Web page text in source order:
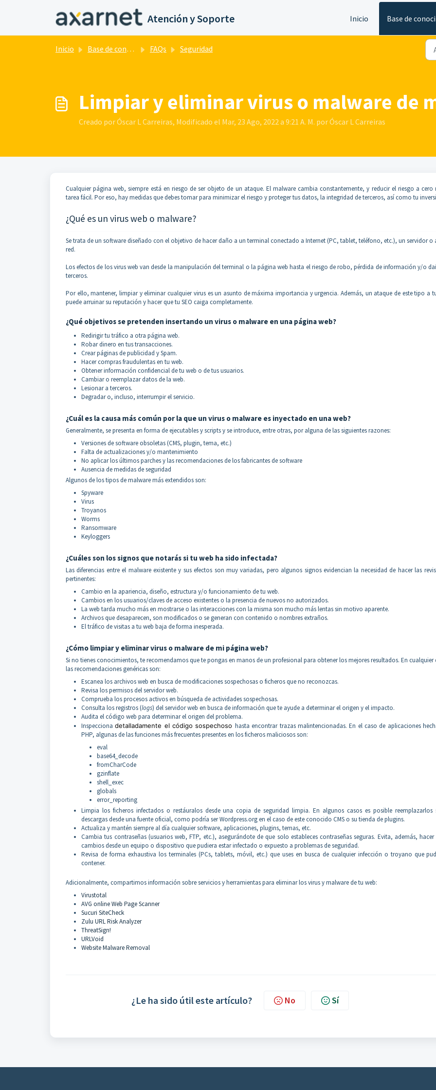
Atención y Soporte Inicio Base de
Inicio Base de conocimientos FAQs Seguridad
Limpiar y eliminar virus o malware de
Creado por Óscar L Carreiras, Modificado el Mar, 23 Ago, 2022 a 9:21 A. M. por Óscar L Carreiras
Cualquier página web, siempre está en riesgo de ser objeto de un ataque. El malware cambia constantemente, y reducir el riesgo a cero
tarea fácil. Por eso, hay medidas que debes tomar para minimizar el riesgo y proteger tus datos, la integridad de terceros, así como tu
¿Qué es un virus web o malware?
Se trata de un software diseñado con el objetivo de hacer daño a un terminal conectado a Internet (PC, tablet, teléfono, etc.), un servidor o
red.
Los efectos de los virus web van desde la manipulación del terminal o la página web hasta el riesgo de robo, pérdida de información y/o
terceros.
Por ello, mantener, limpiar y eliminar cualquier virus es un asunto de máxima importancia y urgencia. Además, un ataque de este tipo a
puede arruinar su reputación y hacer que tu SEO caiga completamente.
¿Qué objetivos se pretenden insertando un virus o malware en una página web?
Redirigir tu tráfico a otra página web.
Robar dinero en tus transacciones.
Crear páginas de publicidad y Spam.
Hacer compras fraudulentas en tu web.
Obtener información confidencial de tu web o de tus usuarios.
Cambiar o reemplazar datos de la web.
Lesionar a terceros.
Degradar o, incluso, interrumpir el servicio.
¿Cuál es la causa más común por la que un virus o malware es inyectado en una web?
Generalmente, se presenta en forma de ejecutables y scripts y se introduce, entre otras, por alguna de las siguientes razones:
Versiones de software obsoletas (CMS, plugin, tema, etc.)
Falta de actualizaciones y/o mantenimiento
No aplicar los últimos parches y las recomendaciones de los fabricantes de software
Ausencia de medidas de seguridad
Algunos de los tipos de malware más extendidos son:
Spyware
Virus
Troyanos
Worms
Ransomware
Keyloggers
¿Cuáles son los signos que notarás si tu web ha sido infectada?
Las diferencias entre el malware existente y sus efectos son muy variadas, pero algunos signos evidencian la necesidad de hacer las
pertinentes:
Cambio en la apariencia, diseño, estructura y/o funcionamiento de tu web.
Cambios en los usuarios/claves de acceso existentes o la presencia de nuevos no autorizados.
La web tarda mucho más en mostrarse o las interacciones con la misma son mucho más lentas sin motivo aparente.
Archivos que desaparecen, son modificados o se generan con contenido o nombres extraños.
El tráfico de visitas a tu web baja de forma inesperada.
¿Cómo limpiar y eliminar virus o malware de mi página web?
Si no tienes conocimientos, te recomendamos que te pongas en manos de un profesional para obtener los mejores resultados. En cualquier
las recomendaciones genéricas son:
Escanea los archivos web en busca de modificaciones sospechosas o ficheros que no reconozcas.
Revisa los permisos del servidor web.
Comprueba los procesos activos en búsqueda de actividades sospechosas.
Consulta los registros (logs) del servidor web en busca de información que te ayude a determinar el origen y el impacto.
Audita el código web para determinar el origen del problema.
Inspeccionadetalladamente el código sospechoso hasta encontrar trazas malintencionadas. En el caso de aplicaciones
PHP, algunas de las funciones más frecuentes presentes en los ficheros maliciosos son:
eval
base64_decode
fromCharCode
gzinflate
shell_exec
globals
error_reporting
Limpia los ficheros infectados o restáuralos desde una copia de seguridad limpia. En algunos casos es posible reemplazarlos
descargas desde una fuente oficial, como podría ser Wordpress.org en el caso de este conocido CMS o su tienda de plugins.
Actualiza y mantén siempre al día cualquier software, aplicaciones, plugins, temas, etc.
Cambia tus contraseñas (usuarios web, FTP, etc.), asegurándote de que solo estableces contraseñas seguras. Evita, además, hacer
cambios desde un equipo o dispositivo que pudiera estar infectado o expuesto a problemas de seguridad.
Revisa de forma exhaustiva los terminales (PCs, tablets, móvil, etc.) que uses en busca de cualquier infección o troyano que
contener.
Adicionalmente, compartimos información sobre servicios y herramientas para eliminar los virus y malware de tu web:
Virustotal
AVG online Web Page Scanner
Sucuri SiteCheck
Zulu URL Risk Analyzer
ThreatSign!
URLVoid
Website Malware Removal
¿Le ha sido útil este artículo? No Sí